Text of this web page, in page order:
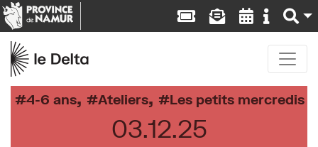
4-6 ans, Ateliers, Les petits mercredis
03.12.25